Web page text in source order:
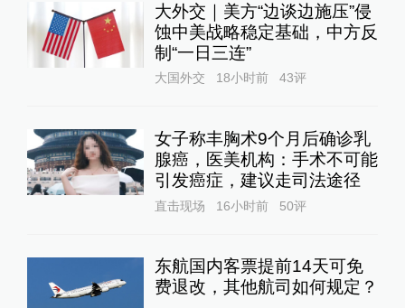
大外交｜美方“边谈边施压”侵
蚀中美战略稳定基础，中方反
制“一日三连”
大国外交 18小时前 43评
女子称丰胸术9个月后确诊乳
腺癌，医美机构：手术不可能
引发癌症，建议走司法途径
直击现场 16小时前 50评
东航国内客票提前14天可免
费退改，其他航司如何规定？